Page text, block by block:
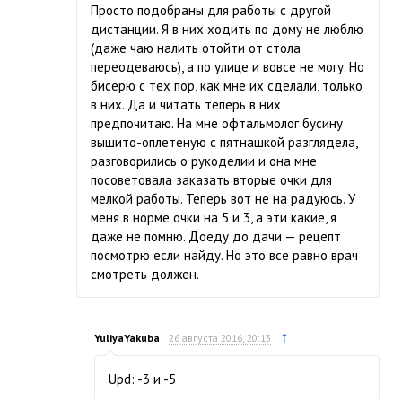
Просто подобраны для работы с другой
дистанции. Я в них ходить по дому не люблю
(даже чаю налить отойти от стола
переодеваюсь), а по улице и вовсе не могу. Но
бисерю с тех пор, как мне их сделали, только
в них. Да и читать теперь в них
предпочитаю. На мне офтальмолог бусину
вышито-оплетеную с пятнашкой разглядела,
разговорились о рукоделии и она мне
посоветовала заказать вторые очки для
мелкой работы. Теперь вот не на радуюсь. У
меня в норме очки на 5 и 3, а эти какие, я
даже не помню. Доеду до дачи — рецепт
посмотрю если найду. Но это все равно врач
смотреть должен.
YuliyaYakuba 26 августа 2016, 20:13 ↑
Upd: -3 и -5